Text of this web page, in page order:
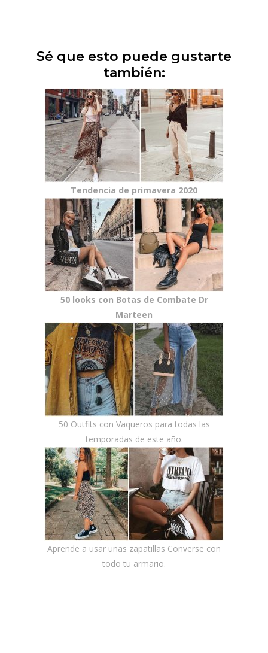
Sé que esto puede gustarte
también:
Tendencia de primavera 2020
50 looks con Botas de Combate Dr
Marteen
50 Outfits con Vaqueros para todas las
temporadas de este año.
Aprende a usar unas zapatillas Converse con
todo tu armario.